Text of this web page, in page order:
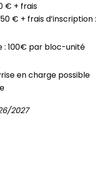
€ + frais
€ + frais d’inscription :
: 100€ par bloc-unité
en charge possible
2027